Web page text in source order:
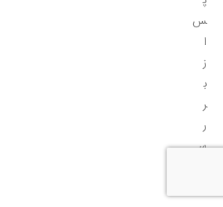
س
ا
ز
ب
ر
ر
س